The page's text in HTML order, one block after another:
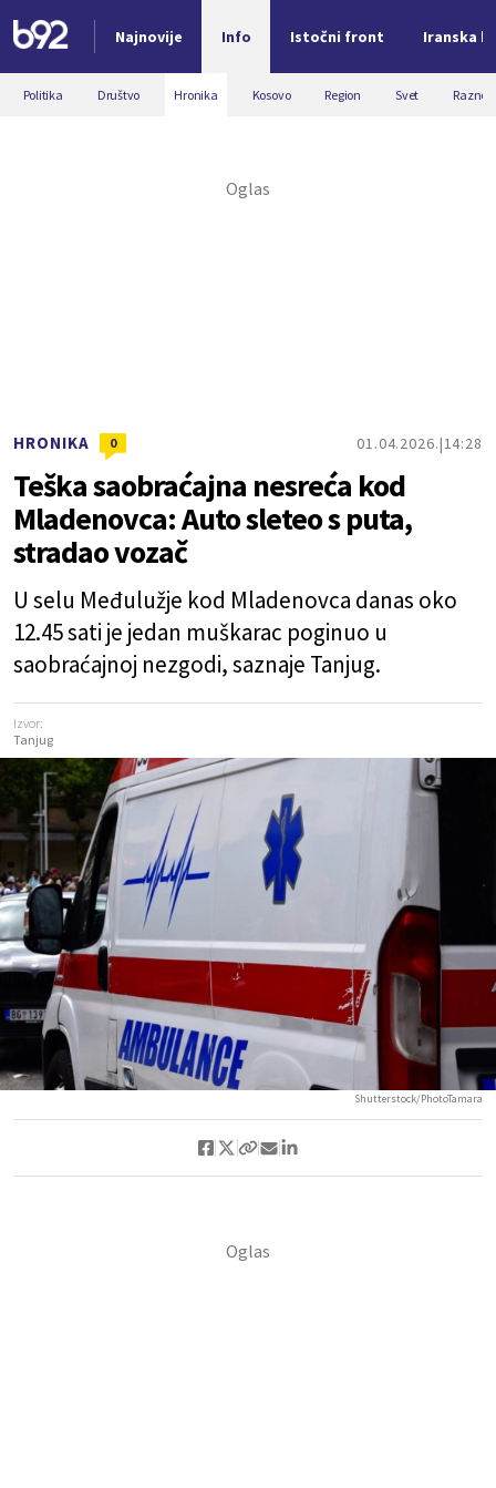
Najnovije Info Istočni front Iranska
Nova vest
Politika Društvo Hronika Kosovo Region Svet Razno
HRONIKA 0 01.04.2026. 14:28
Teška saobraćajna nesreća kod
Mladenovca: Auto sleteo s puta,
stradao vozač
U selu Međulužje kod Mladenovca danas oko
12.45 sati je jedan muškarac poginuo u
saobraćajnoj nezgodi, saznaje Tanjug.
Izvor:
Tanjug
Shutterstock/PhotoTamara